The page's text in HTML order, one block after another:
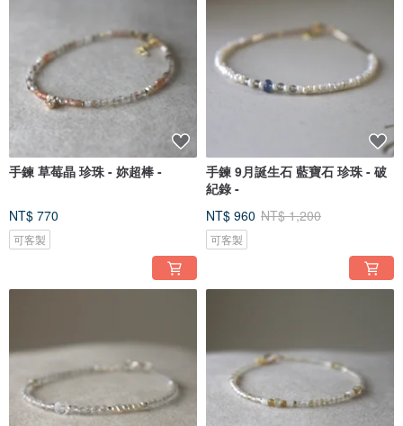
手鍊 草莓晶 珍珠 - 妳超棒 -
NT$ 770
可客製
手鍊 9月誕生石 藍寶石 珍珠 - 破
紀錄 -
NT$ 960 NT$ 1,200
可客製